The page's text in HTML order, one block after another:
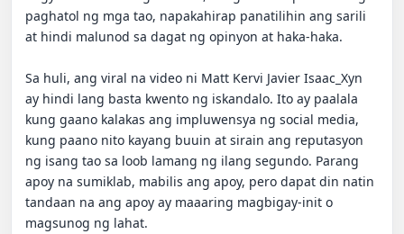
paghatol ng mga tao, napakahirap panatilihin ang sarili
at hindi malunod sa dagat ng opinyon at haka-haka.
Sa huli, ang viral na video ni Matt Kervi Javier Isaac_Xyn
ay hindi lang basta kwento ng iskandalo. Ito ay paalala
kung gaano kalakas ang impluwensya ng social media,
kung paano nito kayang buuin at sirain ang reputasyon
ng isang tao sa loob lamang ng ilang segundo. Parang
apoy na sumiklab, mabilis ang apoy, pero dapat din natin
tandaan na ang apoy ay maaaring magbigay-init o
magsunog ng lahat.